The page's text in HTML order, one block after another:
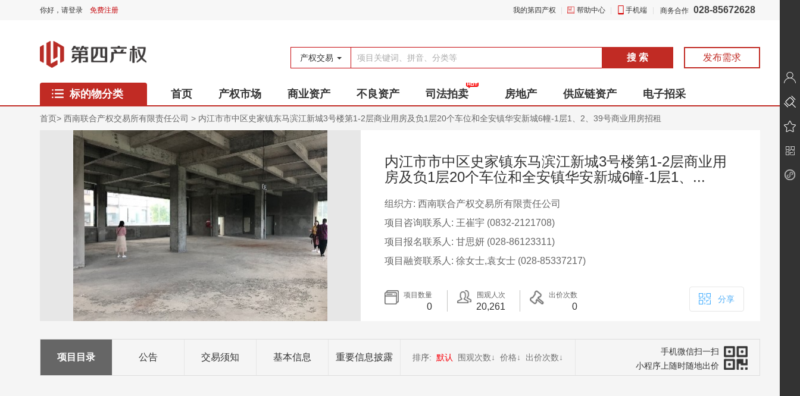
你好， 请登录 免费注册 我的第四产权 帮助中心 手机端 商务合作 028-85672628
产权交易 搜 索 发布需求
标的物分类 首页 产权市场 商业资产 不良资产 司法拍卖 房地产 供应链资产
电子招采
西藏专区
首页> 西南联合产权交易所有限责任公司 > 内江市市中区史家镇东马滨江新城3号楼第1-2层商业用房及负1层20个车位和全安镇华安新城6幢-1层1、2、39号商业用房招租
内江市市中区史家镇东马滨江新城3号楼第1-2层商业用
房及负1层20个车位和全安镇华安新城6幢-1层1、...
组织方: 西南联合产权交易所有限责任公司
项目咨询联系人: 王崔宇 (0832-2121708)
项目报名联系人: 甘思妍 (028-86123311)
项目融资联系人: 徐女士,袁女士 (028-85337217)
项目数量
0
围观人次
20,261
出价次数
0
分享
项目目录 公告 交易须知 基本信息 重要信息披露 排序: 默认 围观次数↓ 价格↓ 出价次数↓
手机微信扫一扫
小程序上随时随地出价